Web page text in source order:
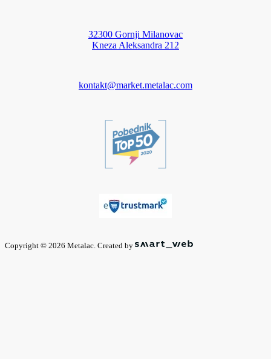
32300 Gornji Milanovac
Kneza Aleksandra 212
kontakt@market.metalac.com
Copyright © 2026 Metalac. Created by